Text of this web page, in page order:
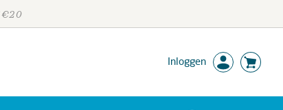
€20
Inloggen